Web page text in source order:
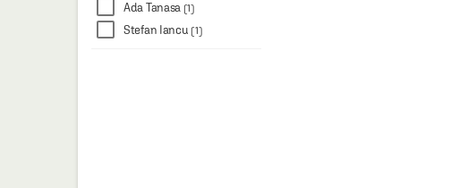
Ada Tanasa (1)
Stefan Iancu (1)